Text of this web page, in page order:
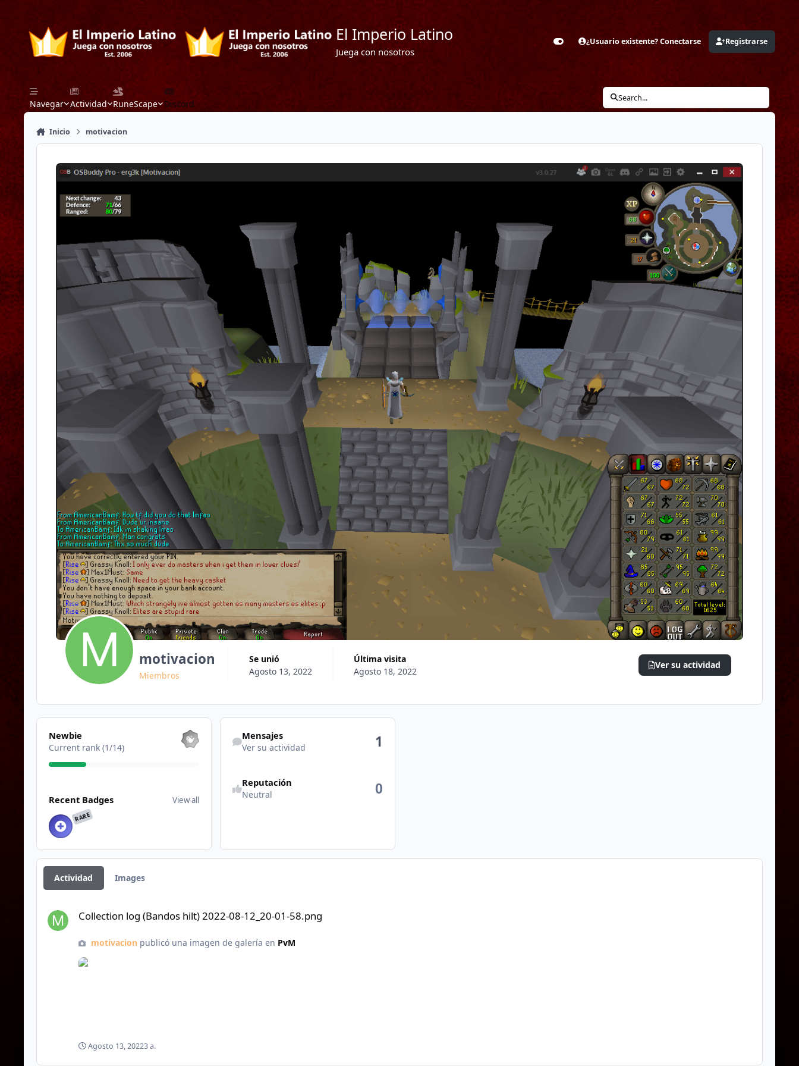
El Imperio Latino
Juega con nosotros Customizer¿Usuario existente? Conectarse Registrarse
Navegar Actividad RuneScape Discord
Search...
Inicio motivacion
motivacion
Miembros
Se unió
Agosto 13, 2022
Última visita
Agosto 18, 2022
Ver su actividad
View all
Newbie
Current rank (1/14)
Recent Badges View all
RARE
Ver su actividad
Mensajes
Ver su actividad 1
Reputación
Neutral 0
Actividad Images
Collection log (Bandos hilt) 2022-08-12_20-01-58.png
motivacion publicó una imagen de galería en PvM
Agosto 13, 20223 a.